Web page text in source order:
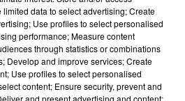
G dévoile la tracklist de son nouvel
data to select advertising; Create
Use profiles to select personalised
performance; Measure content
through statistics or combinations
Develop and improve services; Create
Use profiles to select personalised
content; Ensure security, prevent and
and present advertising and content;